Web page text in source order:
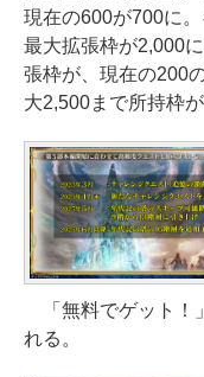
現在の600が700に
最大拡張枠が2,000
張枠が、現在の200
大2,500まで所持枠
「無料でゲット！
れる。